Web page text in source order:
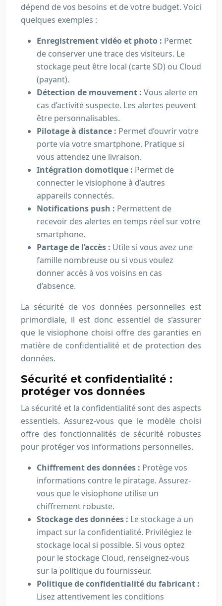
dépend de vos besoins et de votre budget. Voici
quelques exemples :
Enregistrement vidéo et photo : Permet
de conserver une trace des visiteurs. Le
stockage peut être local (carte SD) ou Cloud
(payant).
Détection de mouvement : Vous alerte en
cas d’activité suspecte. Les alertes peuvent
être personnalisables.
Pilotage à distance : Permet d’ouvrir votre
porte via votre smartphone. Pratique si
vous attendez une livraison.
Intégration domotique : Permet de
connecter le visiophone à d’autres
appareils connectés.
Notifications push : Permettent de
recevoir des alertes en temps réel sur votre
smartphone.
Partage de l’accès : Utile si vous avez une
famille nombreuse ou si vous voulez
donner accès à vos voisins en cas
d’absence.
La sécurité de vos données personnelles est
primordiale, il est donc essentiel de s’assurer
que le visiophone choisi offre des garanties en
matière de confidentialité et de protection des
données.
Sécurité et confidentialité :
protéger vos données
La sécurité et la confidentialité sont des aspects
essentiels. Assurez-vous que le modèle choisi
offre des fonctionnalités de sécurité robustes
pour protéger vos informations personnelles.
Chiffrement des données : Protège vos
informations contre le piratage. Assurez-
vous que le visiophone utilise un
chiffrement robuste.
Stockage des données : Le stockage a un
impact sur la confidentialité. Privilégiez le
stockage local si possible. Si vous optez
pour le stockage Cloud, renseignez-vous
sur la politique du fournisseur.
Politique de confidentialité du fabricant :
Lisez attentivement les conditions